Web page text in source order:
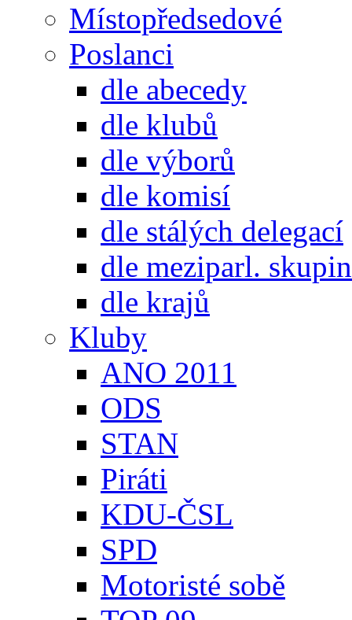
Místopředsedové
Poslanci
dle abecedy
dle klubů
dle výborů
dle komisí
dle stálých delegací
dle meziparl. skupin
dle krajů
Kluby
ANO 2011
ODS
STAN
Piráti
KDU-ČSL
SPD
Motoristé sobě